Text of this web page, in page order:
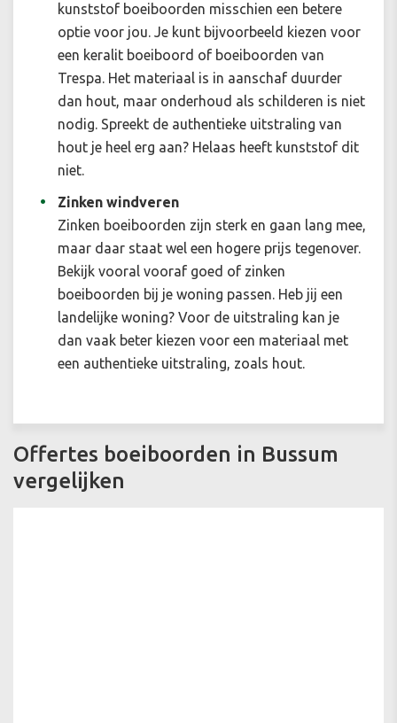
kunststof boeiboorden misschien een betere
optie voor jou. Je kunt bijvoorbeeld kiezen voor
een keralit boeiboord of boeiboorden van
Trespa. Het materiaal is in aanschaf duurder
dan hout, maar onderhoud als schilderen is niet
nodig. Spreekt de authentieke uitstraling van
hout je heel erg aan? Helaas heeft kunststof dit
niet.
Zinken windveren
Zinken boeiboorden zijn sterk en gaan lang mee,
maar daar staat wel een hogere prijs tegenover.
Bekijk vooral vooraf goed of zinken
boeiboorden bij je woning passen. Heb jij een
landelijke woning? Voor de uitstraling kan je
dan vaak beter kiezen voor een materiaal met
een authentieke uitstraling, zoals hout.
Offertes boeiboorden in Bussum
vergelijken